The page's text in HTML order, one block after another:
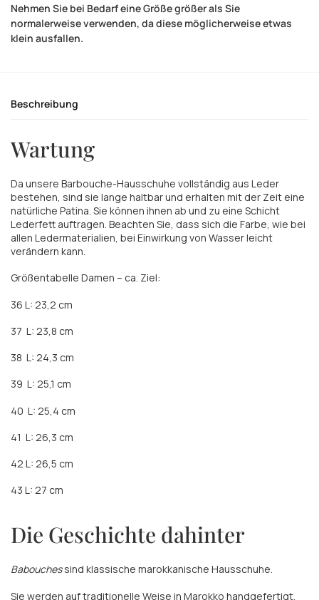
Nehmen Sie bei Bedarf eine Größe größer als Sie
normalerweise verwenden, da diese möglicherweise etwas
klein ausfallen.
Beschreibung
Wartung
Da unsere Barbouche-Hausschuhe vollständig aus Leder
bestehen, sind sie lange haltbar und erhalten mit der Zeit eine
natürliche Patina. Sie können ihnen ab und zu eine Schicht
Lederfett auftragen. Beachten Sie, dass sich die Farbe, wie bei
allen Ledermaterialien, bei Einwirkung von Wasser leicht
verändern kann.
Größentabelle Damen – ca. Ziel:
36 L: 23,2 cm
37 L: 23,8 cm
38 L: 24,3 cm
39 L: 25,1 cm
40 L: 25,4 cm
41 L: 26,3 cm
42 L: 26,5 cm
43 L: 27 cm
Die Geschichte dahinter
Babouchessind klassische marokkanische Hausschuhe.
Sie werden auf traditionelle Weise in Marokko handgefertigt.